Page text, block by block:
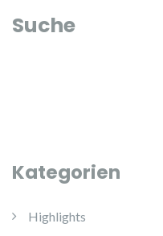
Suche
Kategorien
Highlights